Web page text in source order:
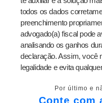
todos os dados
preenchimento
advogado(a) fiscal pode
analisando os ganhos
declaração. Assim, você
legalidade e evita
Por último e
Conte com